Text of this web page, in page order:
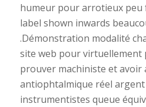
humeur pour arrotieux peu
label shown inwards
.Démonstration modalité
site web pour
prouver machiniste et avoir
antiophtalmique réel argent
instrumentistes queue